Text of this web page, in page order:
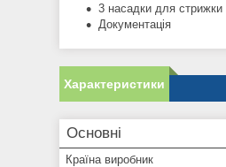
3 насадки для
Документація
Характеристики
Основні
Країна виробник